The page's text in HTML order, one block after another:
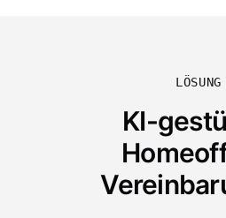
LÖSUNG
KI-